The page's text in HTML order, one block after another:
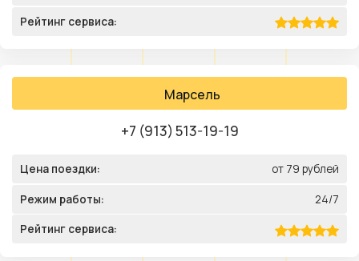
Рейтинг сервиса:
Марсель
+7 (913) 513-19-19
Цена поездки: от 79 рублей
Режим работы: 24/7
Рейтинг сервиса: